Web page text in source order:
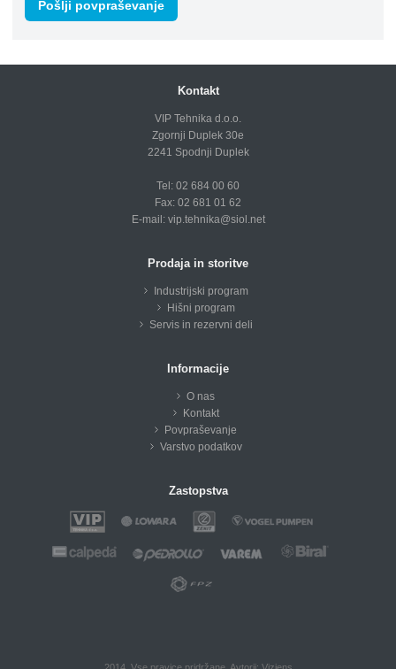
Kontakt
VIP Tehnika d.o.o.
Zgornji Duplek 30e
2241 Spodnji Duplek
Tel: 02 684 00 60
Fax: 02 681 01 62
E-mail: vip.tehnika@siol.net
Prodaja in storitve
Industrijski program
Hišni program
Servis in rezervni deli
Informacije
O nas
Kontakt
Povpraševanje
Varstvo podatkov
Zastopstva